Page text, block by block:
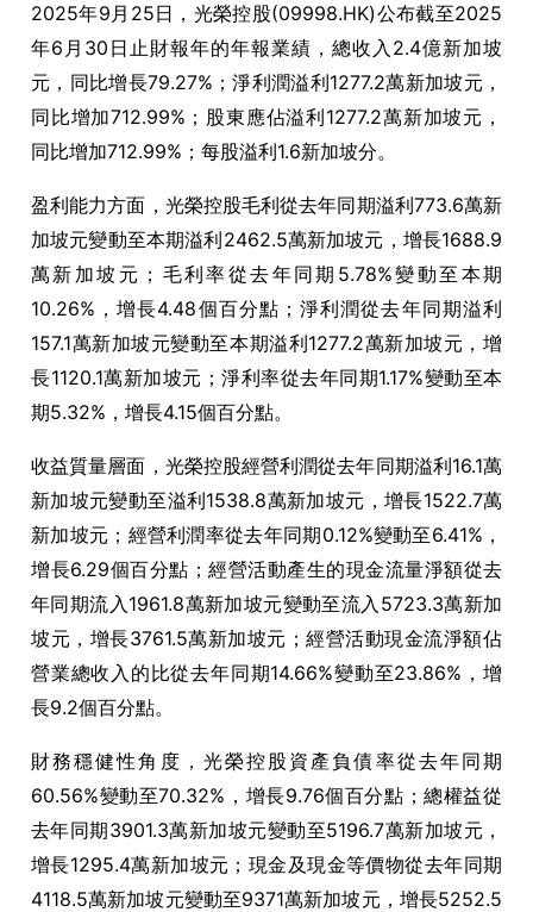
2025年9月25日，光榮控股(09998.HK)公布截至2025
年6月30日止財報年的年報業績，總收入2.4億新加坡
元，同比增長79.27%；淨利潤溢利1277.2萬新加坡元，
同比增加712.99%；股東應佔溢利1277.2萬新加坡元，
同比增加712.99%；每股溢利1.6新加坡分。
盈利能力方面，光榮控股毛利從去年同期溢利773.6萬新
加坡元變動至本期溢利2462.5萬新加坡元，增長1688.9
萬新加坡元；毛利率從去年同期5.78%變動至本期
10.26%，增長4.48個百分點；淨利潤從去年同期溢利
157.1萬新加坡元變動至本期溢利1277.2萬新加坡元，增
長1120.1萬新加坡元；淨利率從去年同期1.17%變動至本
期5.32%，增長4.15個百分點。
收益質量層面，光榮控股經營利潤從去年同期溢利16.1萬
新加坡元變動至溢利1538.8萬新加坡元，增長1522.7萬
新加坡元；經營利潤率從去年同期0.12%變動至6.41%，
增長6.29個百分點；經營活動產生的現金流量淨額從去
年同期流入1961.8萬新加坡元變動至流入5723.3萬新加
坡元，增長3761.5萬新加坡元；經營活動現金流淨額佔
營業總收入的比從去年同期14.66%變動至23.86%，增
長9.2個百分點。
財務穩健性角度，光榮控股資產負債率從去年同期
60.56%變動至70.32%，增長9.76個百分點；總權益從
去年同期3901.3萬新加坡元變動至5196.7萬新加坡元，
增長1295.4萬新加坡元；現金及現金等價物從去年同期
4118.5萬新加坡元變動至9371萬新加坡元，增長5252.5